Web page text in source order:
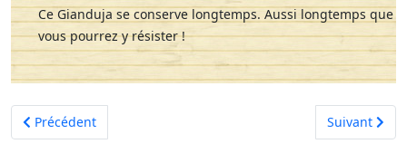
Ce Gianduja se conserve longtemps. Aussi longtemps que
vous pourrez y résister !
Article précédent : Moelleux à la crème de marrons,
Précédent Article
Suivant